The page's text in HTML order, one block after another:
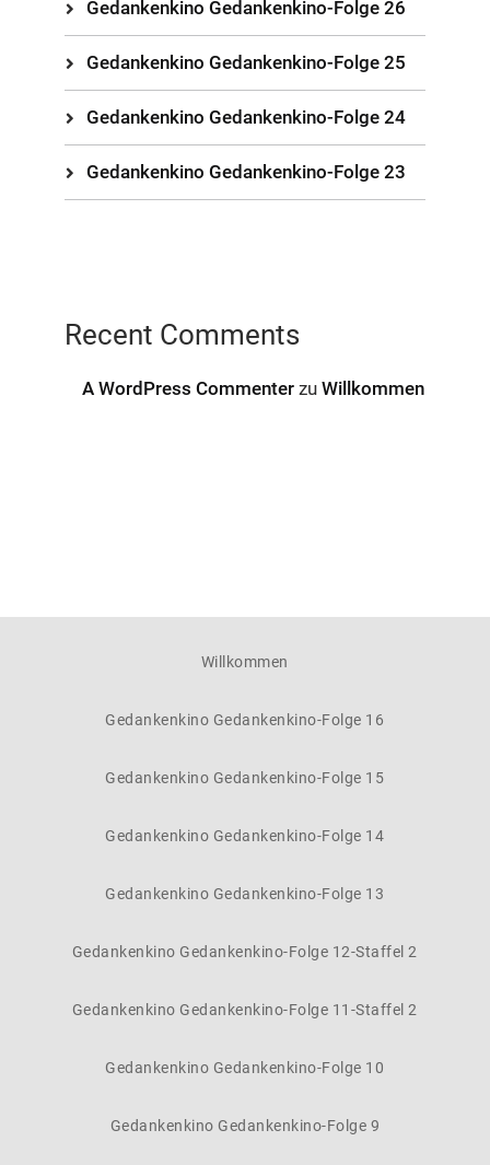
Gedankenkino Gedankenkino-Folge 26
Gedankenkino Gedankenkino-Folge 25
Gedankenkino Gedankenkino-Folge 24
Gedankenkino Gedankenkino-Folge 23
Recent Comments
A WordPress Commenter zuWillkommen
Willkommen
Gedankenkino Gedankenkino-Folge 16
Gedankenkino Gedankenkino-Folge 15
Gedankenkino Gedankenkino-Folge 14
Gedankenkino Gedankenkino-Folge 13
Gedankenkino Gedankenkino-Folge 12-Staffel 2
Gedankenkino Gedankenkino-Folge 11-Staffel 2
Gedankenkino Gedankenkino-Folge 10
Gedankenkino Gedankenkino-Folge 9